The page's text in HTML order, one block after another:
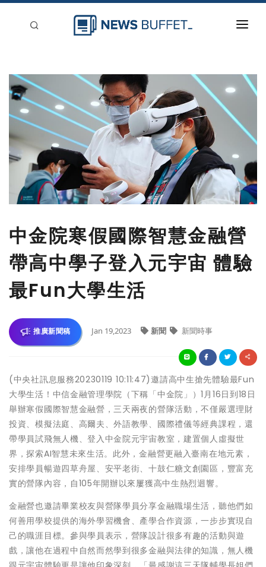
新聞稿分類
登入
刊登
中金院寒假國際智慧金融營
帶高中學子登入元宇宙 體驗
最Fun大學生活
推廣新聞稿 Jan 19,2023 新聞 新聞時事
(中央社訊息服務20230119 10:11:47)邀請高中生搶先體驗最Fun
大學生活！中信金融管理學院（下稱「中金院」）1月16日到18日
舉辦寒假國際智慧金融營，三天兩夜的營隊活動，不僅嚴選理財
投資、模擬法庭、高爾夫、外語教學、國際禮儀等經典課程，還
帶學員試飛無人機、登入中金院元宇宙教室，建置個人虛擬世
界，探索AI智慧未來生活。此外，金融營更融入臺南在地元素，
安排學員暢遊四草舟屋、安平老街、十鼓仁糖文創園區，豐富充
實的營隊內容，自105年開辦以來屢獲高中生熱烈迴響。
金融營也邀請畢業校友與營隊學員分享金融職場生活，聽他們如
何善用學校提供的海外學習機會、產學合作資源，一步步實現自
己的職涯目標。參與學員表示，營隊設計很多有趣的活動與遊
戲，讓他在過程中自然而然學到很多金融與法律的知識，無人機